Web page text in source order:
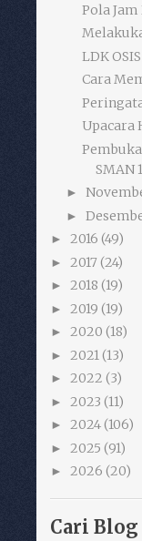
Pola
LDK
Cara
Upacara
SMAN
►
►
► 2016 (49)
► 2017 (24)
► 2018 (19)
► 2019 (19)
► 2020 (18)
► 2021(13)
► 2022 (3)
► 2023 (11)
► 2024(106)
► 2025 (91)
► 2026 (20)
Cari